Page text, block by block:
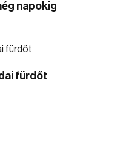
napokig
fürdőt